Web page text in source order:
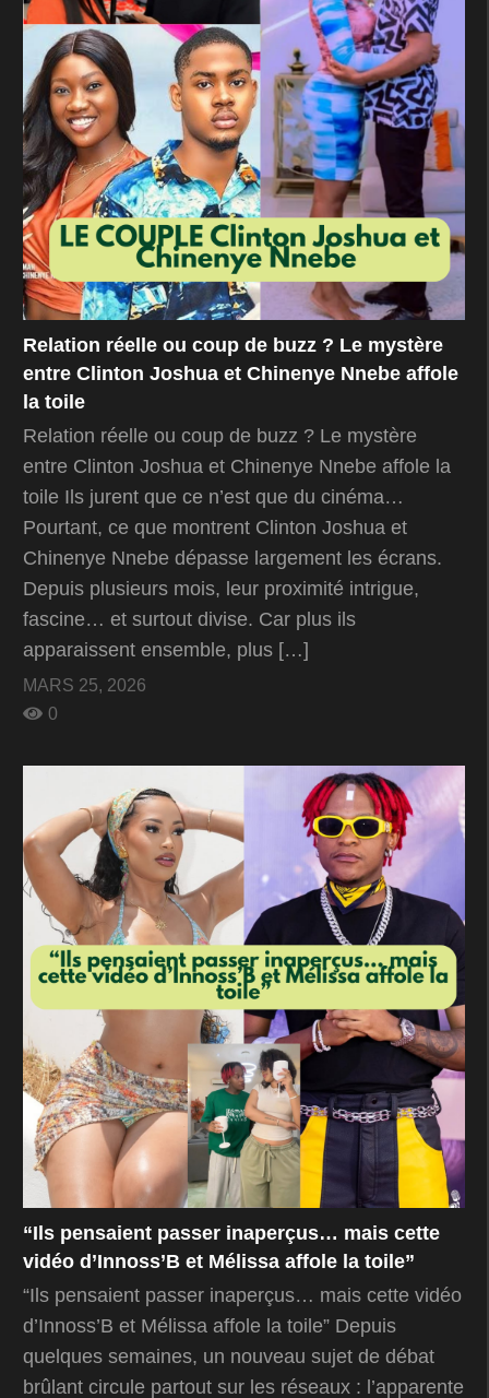
Relation réelle ou coup de buzz ? Le mystère
entre Clinton Joshua et Chinenye Nnebe affole
la toile
Relation réelle ou coup de buzz ? Le mystère
entre Clinton Joshua et Chinenye Nnebe affole la
toile Ils jurent que ce n’est que du cinéma…
Pourtant, ce que montrent Clinton Joshua et
Chinenye Nnebe dépasse largement les écrans.
Depuis plusieurs mois, leur proximité intrigue,
fascine… et surtout divise. Car plus ils
apparaissent ensemble, plus […]
MARS 25, 2026
0
“Ils pensaient passer inaperçus… mais cette
vidéo d’Innoss’B et Mélissa affole la toile”
“Ils pensaient passer inaperçus… mais cette vidéo
d’Innoss’B et Mélissa affole la toile” Depuis
quelques semaines, un nouveau sujet de débat
brûlant circule partout sur les réseaux : l’apparente